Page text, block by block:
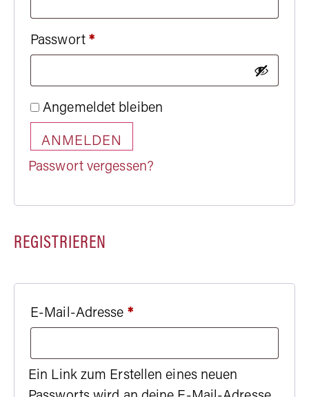
Passwort *
Angemeldet bleiben
ANMELDEN
Passwort vergessen?
REGISTRIEREN
E-Mail-Adresse *
Ein Link zum Erstellen eines neuen